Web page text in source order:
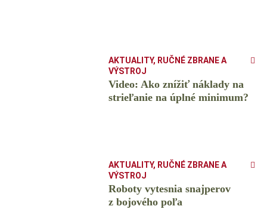
AKTUALITY, RUČNÉ ZBRANE A
VÝSTROJ
Video: Ako znížiť náklady na
strieľanie na úplné minimum?
AKTUALITY, RUČNÉ ZBRANE A
VÝSTROJ
Roboty vytesnia snajperov
z bojového poľa